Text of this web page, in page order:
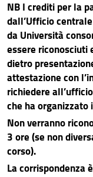
NB I crediti per la
dall’Ufficio
da Università
essere riconosciuti
dietro
attestazione con
richiedere
che ha organizzato
Non verranno
3 ore (se non
corso).
La corrispondenza